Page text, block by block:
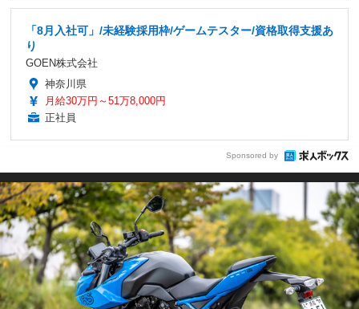
「8月入社可」/未経験採用枠/ゲームテスター/資格取得支援あ
り
GOEN株式会社
神奈川県
月給30万円～51万8,000円
正社員
Sponsored by